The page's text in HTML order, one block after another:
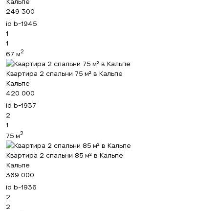
Кальпе
249 300
id b-1945
1
1
67 м2
Квартира 2 спальни 75 м² в Кальпе
Кальпе
420 000
id b-1937
2
1
75 м2
Квартира 2 спальни 85 м² в Кальпе
Кальпе
369 000
id b-1936
2
2